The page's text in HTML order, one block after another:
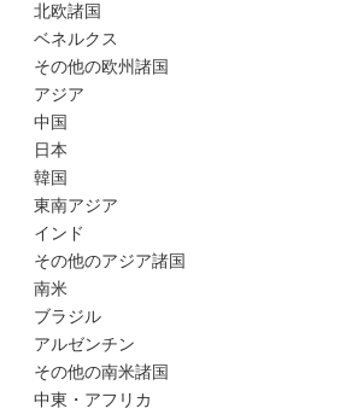
北欧諸国
ベネルクス
その他の欧州諸国
アジア
中国
日本
韓国
東南アジア
インド
その他のアジア諸国
南米
ブラジル
アルゼンチン
その他の南米諸国
中東・アフリカ